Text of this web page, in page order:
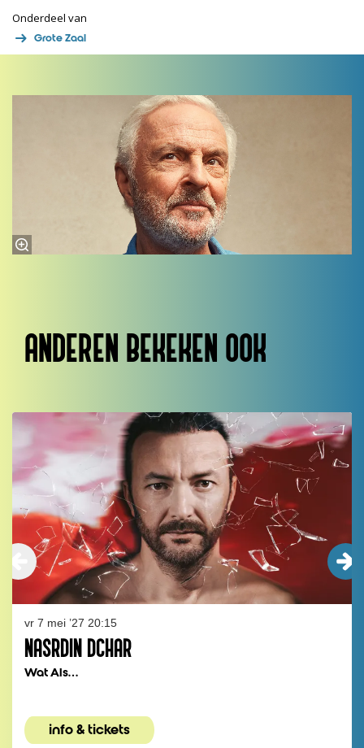
Onderdeel van
Grote Zaal
ANDEREN BEKEKEN OOK
NASRDIN DCHAR
Wat Als…
vr 7 mei ’27 20:15
info & tickets